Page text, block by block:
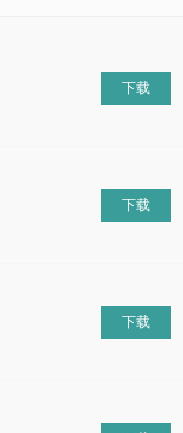
下载
下载
下载